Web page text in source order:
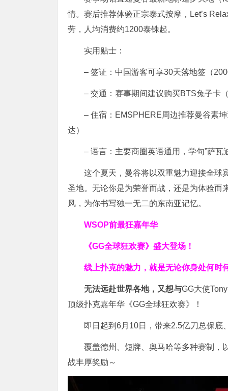
情。赛后推荐体验正宗泰式按摩，Let’s
劳，人均消费约1200泰铢起。
实用贴士：
– 签证：中国游客可享30天落地签（
– 交通：赛事期间建议购买BTS兔子卡
– 住宿：EMSPHERE周边推荐曼谷素
达）
– 语言：主要商圈英语通用，学句”萨瓦
这个夏天，曼谷将以双重魅力迎接全
圣地。无论你是为荣誉而战，还是为体验而
风，为你书写独一无二的东南亚记忆。
WSOP前最狂嘉年华
《GG全球狂欢赛》盛大登场！
线上扑克的魅力，就是无论你身处何时
无法远赴世界各地，又想与GG大使
顶级扑克嘉年华《GG全球狂欢赛》！
即日起到6月10日，带来2.5亿刀总保
覆盖德州、短牌、奥马哈等多种赛制，
战丰厚奖励～